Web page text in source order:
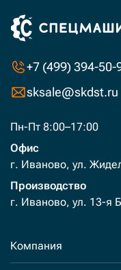
+7 (499) 394-50-
sksale@skdst.ru
Пн-Пт 8:00–17:00
Офис
г. Иваново, ул.
Производство
г. Иваново, ул. 13-я
Компания